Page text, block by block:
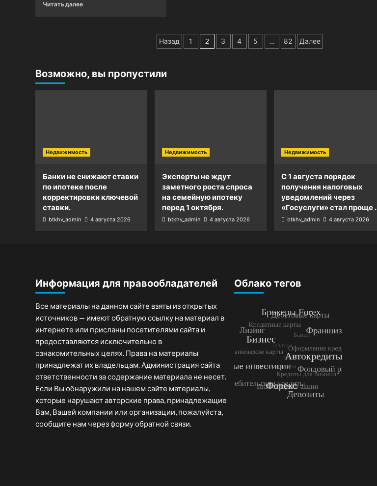
Читать далее
Пагинация
Назад 1 2 3 4 5 … 82 Далее
Возможно, вы пропустили
Недвижимость
Банки не снижают ставки
по ипотеке после
корректировки ключевой
ставки.
btkhv_admin 4 августа 2026
Недвижимость
Эксперты не ждут
заметного роста спроса
на семейную ипотеку
перед 1 октября.
btkhv_admin 4 августа 2026
Недвижимость
С 1 августа порядок
получения налоговых
уведомлений через
«Госуслуги» стал проще .
btkhv_admin 4 августа 2026
Информация для правообладателей
Все материалы на данном сайте взяты из открытых
источников — имеют обратную ссылку на материал в
интернете или присланы посетителями сайта и
предоставляются исключительно в
ознакомительных целях. Права на материалы
принадлежат их владельцам. Администрация сайта
ответственности за содержание материала не несет.
Если Вы обнаружили на нашем сайте материалы,
которые нарушают авторские права, принадлежащие
Вам, Вашей компании или организации, пожалуйста,
сообщите нам через форму обратной связи.
Облако тегов